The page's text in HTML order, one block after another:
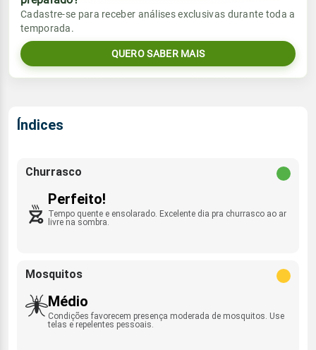
Umidade do ar
34%95%
Rajada de vento
Sol
05:50h às 17:43h
Lua
Chuva
0.0mm
Umidade do ar
Vento
SE - 12km/h
Rajada de vento
Sol
Cadastre-se para receber análises exclusivas durante toda a
temporada.
QUERO SABER MAIS
Índices
Churrasco
Perfeito!
Tempo quente e ensolarado. Excelente dia pra churrasco ao ar
livre na sombra.
Mosquitos
Médio
Condições favorecem presença moderada de mosquitos. Use
telas e repelentes pessoais.